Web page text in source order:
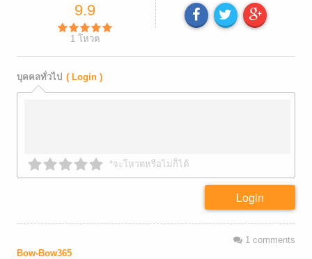
9.9
1โหวต
บุคคลทั่วไป ( Login )
*จะโหวตหรือไม่ก็ได้
Login
1comments
Bow-Bow365